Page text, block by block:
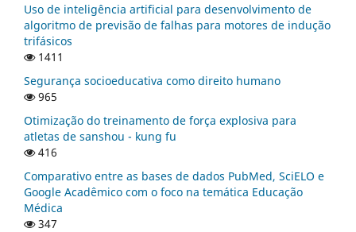
Uso de inteligência artificial para desenvolvimento de
algoritmo de previsão de falhas para motores de indução
trifásicos
1411
Segurança socioeducativa como direito humano
965
Otimização do treinamento de força explosiva para
atletas de sanshou - kung fu
416
Comparativo entre as bases de dados PubMed, SciELO e
Google Acadêmico com o foco na temática Educação
Médica
347